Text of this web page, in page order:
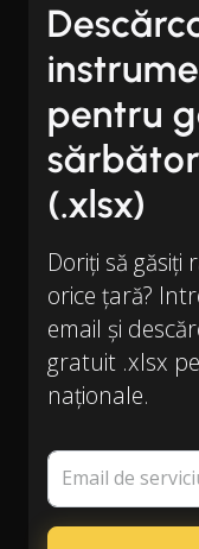
pentru
(.xlsx)
Doriți să
orice țară?
email și
gratuit .xlsx
naționale.
Email de